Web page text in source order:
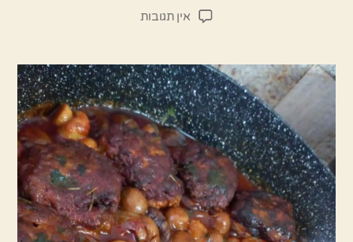
אין תגובותעל
שאין
שני
לו
ללקק
את
האצבעות